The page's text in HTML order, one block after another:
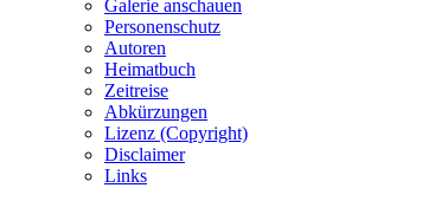
Galerie anschauen
Personenschutz
Autoren
Heimatbuch
Zeitreise
Abkürzungen
Lizenz (Copyright)
Disclaimer
Links